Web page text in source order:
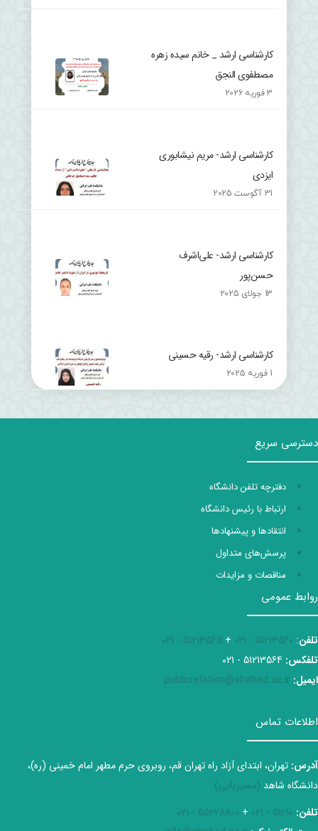
کارشناسی ارشد _ خانم سیده زهره
مصطفوی النجق
3 فوریه 2026
کارشناسی ارشد- مریم نیشابوری
ایزدی
31 آگوست 2025
کارشناسی ارشد- علی‌اشرف
حسن‌پور
13 جولای 2025
کارشناسی ارشد- رقیه حسینی
1 فوریه 2025
دسترسی سریع
دفترچه تلفن دانشگاه
ارتباط با رئیس دانشگاه
انتقادها و پیشنهادها
پرسش‌های متداول
مناقصات و مزایدات
روابط عمومی
تلفن:
51213560 - 021
+
51213565 - 021
تلفکس:
ایمیل: publicrelation@shahed.ac.ir
اطلاعات تماس
آدرس: تهران، ابتدای آزاد راه تهران قم، روبروی حرم مطهر امام خمینی (ره)،
دانشگاه شاهد (مسیریابی)
تلفن: 51210 - 021
+
55228800 - 021